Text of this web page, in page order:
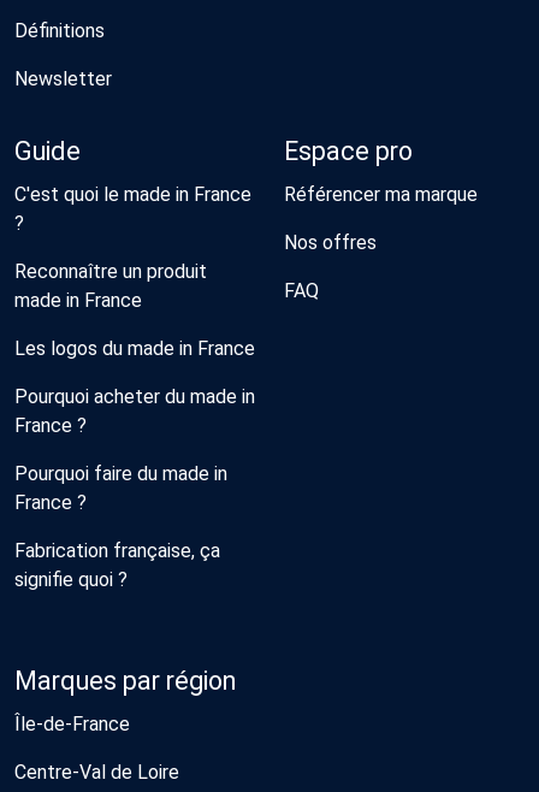
Définitions
Newsletter
Guide
C'est quoi le made in France
?
Reconnaître un produit
made in France
Les logos du made in France
Pourquoi acheter du made in
France ?
Pourquoi faire du made in
France ?
Fabrication française, ça
signifie quoi ?
Espace pro
Référencer ma marque
Nos offres
FAQ
Marques par région
Île-de-France
Centre-Val de Loire